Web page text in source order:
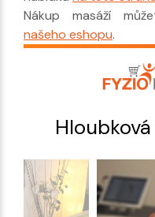
Nákup masáží
našeho eshopu.